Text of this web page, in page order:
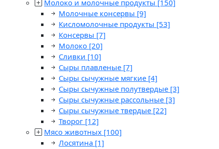
Молоко и молочные продукты [150]
Молочные консервы [9]
Кисломолочные продукты [53]
Консервы [7]
Молоко [20]
Сливки [10]
Сыры плавленые [7]
Сыры сычужные мягкие [4]
Сыры сычужные полутвердые [3]
Сыры сычужные рассольные [3]
Сыры сычужные твердые [22]
Творог [12]
Мясо животных [100]
Лосятина [1]